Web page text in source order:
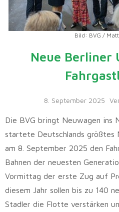
Bild: BVG /
Neue Berliner
8. September 2025
Die BVG bringt Neuwagen ins
startete Deutschlands größtes
am 8. September 2025 den
Bahnen der neuesten
Vormittag der erste Zug auf
diesem Jahr sollen bis zu 140
Stadler die Flotte verstärken